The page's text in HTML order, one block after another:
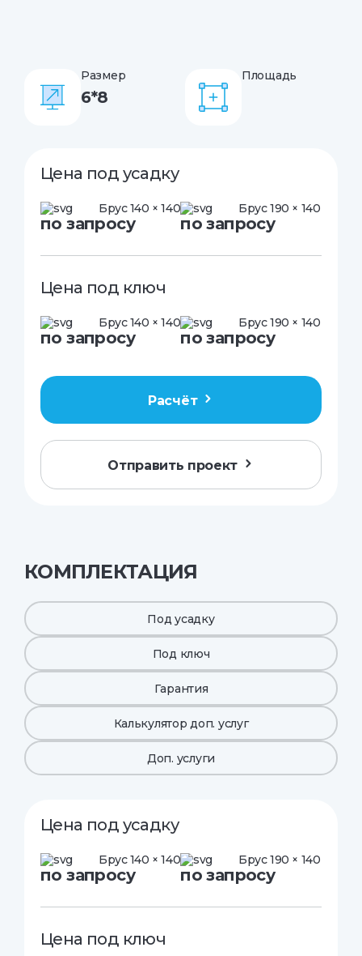
Размер
6*8
Площадь
Цена под усадку
Брус 140 × 140
по запросу
Брус 190 × 140
по запросу
Цена под ключ
Брус 140 × 140
по запросу
Брус 190 × 140
по запросу
Расчёт
Отправить проект
КОМПЛЕКТАЦИЯ
Под усадку
Под ключ
Гарантия
Калькулятор доп. услуг
Доп. услуги
Цена под усадку
Брус 140 × 140
по запросу
Брус 190 × 140
по запросу
Цена под ключ